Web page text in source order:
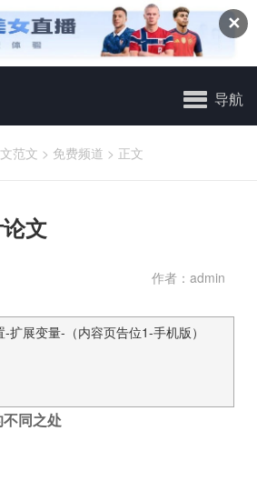
✕
导航
范文 > 免费频道 > 正文
文
作者：admin
扩展变量-（内容页告位1-手机版）
同之处